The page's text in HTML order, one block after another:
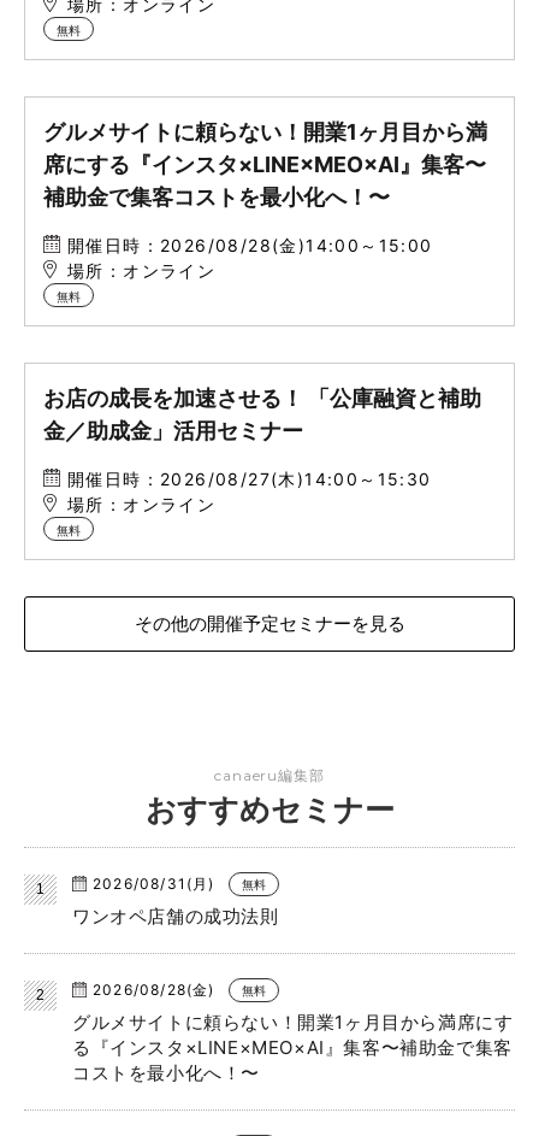
場所：オンライン
無料
グルメサイトに頼らない！開業1ヶ月目から満
席にする『インスタ×LINE×MEO×AI』集客〜
補助金で集客コストを最小化へ！〜
開催日時：2026/08/28(金)14:00～15:00
場所：オンライン
無料
お店の成長を加速させる！ 「公庫融資と補助
金／助成金」活用セミナー
開催日時：2026/08/27(木)14:00～15:30
場所：オンライン
無料
その他の開催予定セミナーを見る
canaeru編集部
おすすめセミナー
2026/08/31(月) 無料
ワンオペ店舗の成功法則
2026/08/28(金) 無料
グルメサイトに頼らない！開業1ヶ月目から満席にす
る『インスタ×LINE×MEO×AI』集客〜補助金で集客
コストを最小化へ！〜